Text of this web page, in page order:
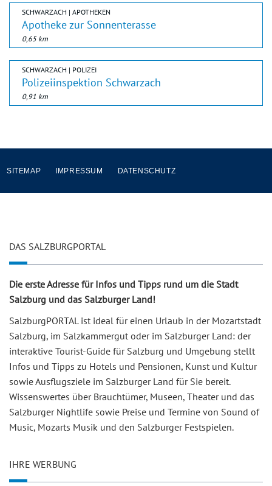
SCHWARZACH | APOTHEKEN
Apotheke zur Sonnenterasse
0,65 km
SCHWARZACH | POLIZEI
Polizeiinspektion Schwarzach
0,91 km
SITEMAP IMPRESSUM DATENSCHUTZ
DAS SALZBURGPORTAL
Die erste Adresse für Infos und Tipps rund um die Stadt
Salzburg und das Salzburger Land!
SalzburgPORTAL ist ideal für einen Urlaub in der Mozartstadt
Salzburg, im Salzkammergut oder im Salzburger Land: der
interaktive Tourist-Guide für Salzburg und Umgebung stellt
Infos und Tipps zu Hotels und Pensionen, Kunst und Kultur
sowie Ausflugsziele im Salzburger Land für Sie bereit.
Wissenswertes über Brauchtümer, Museen, Theater und das
Salzburger Nightlife sowie Preise und Termine von Sound of
Music, Mozarts Musik und den Salzburger Festspielen.
IHRE WERBUNG